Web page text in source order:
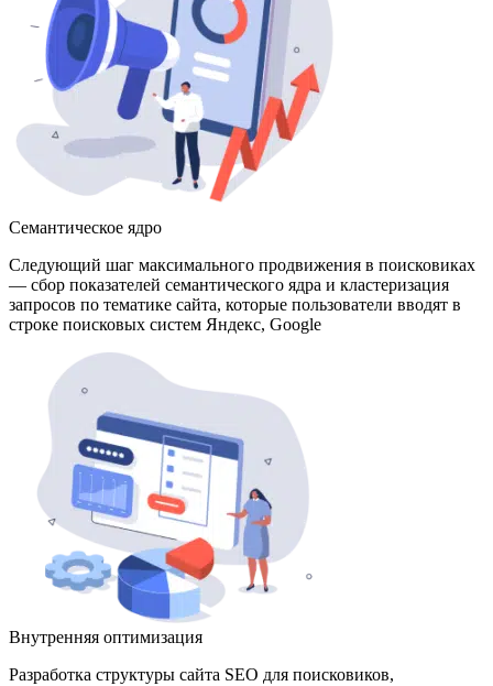
Семантическое ядро
Следующий шаг максимального продвижения в поисковиках
— сбор показателей семантического ядра и кластеризация
запросов по тематике сайта, которые пользователи вводят в
строке поисковых систем Яндекс, Google
Внутренняя оптимизация
Разработка структуры сайта SEO для поисковиков,